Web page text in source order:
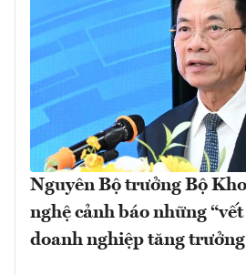
Nguyên Bộ trưởng Bộ
nghệ cảnh báo những
doanh nghiệp tăng